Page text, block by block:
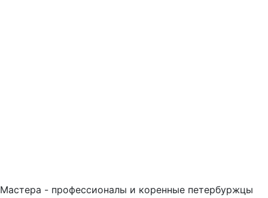
Мастера - профессионалы и коренные петербуржцы